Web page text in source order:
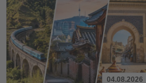
04.08.2026